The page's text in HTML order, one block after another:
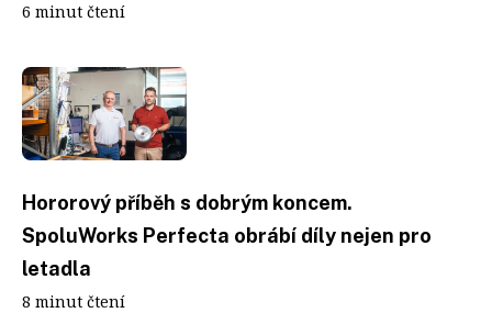
6 minut čtení
Hororový příběh s dobrým koncem.
SpoluWorks Perfecta obrábí díly nejen pro
letadla
8 minut čtení